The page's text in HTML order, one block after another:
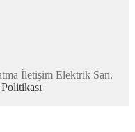
İletişim Elektrik San.